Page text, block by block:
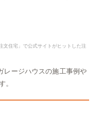
住宅」で公式サイトがヒットした注
レージハウスの施工事例や
。